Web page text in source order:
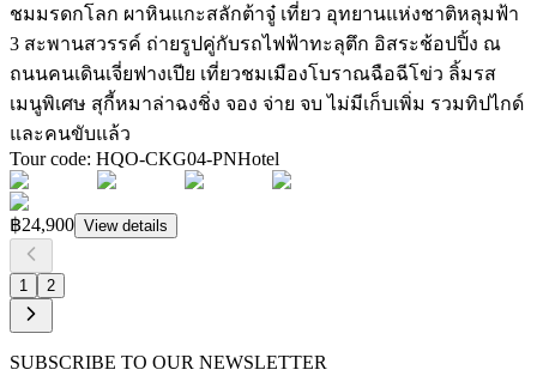
ชมมรดกโลก ผาหินแกะสลักต้าจู๋ เที่ยว อุทยานแห่งชาติหลุมฟ้า
3 สะพานสวรรค์ ถ่ายรูปคู่กับรถไฟฟ้าทะลุตึก อิสระช้อปปิ้ง ณ
ถนนคนเดินเจี่ยฟางเปีย เที่ยวชมเมืองโบราณฉือฉีโข่ว ลิ้มรส
เมนูพิเศษ สุกี้หมาล่าฉงชิ่ง จอง จ่าย จบ ไม่มีเก็บเพิ่ม รวมทิปไกด์
และคนขับแล้ว
Tour code: HQO-CKG04-PNHotel
฿24,900 View details
1 2
SUBSCRIBE TO OUR NEWSLETTER